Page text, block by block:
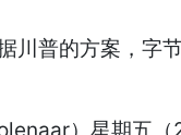
普的方案，